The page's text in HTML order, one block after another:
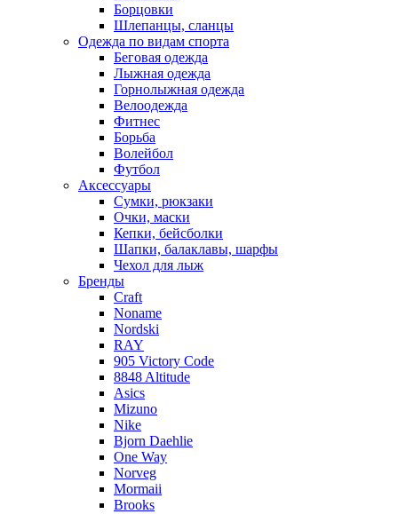
Борцовки
Шлепанцы, сланцы
Одежда по видам спорта
Беговая одежда
Лыжная одежда
Горнолыжная одежда
Велоодежда
Фитнес
Борьба
Волейбол
Футбол
Аксессуары
Сумки, рюкзаки
Очки, маски
Кепки, бейсболки
Шапки, балаклавы, шарфы
Чехол для лыж
Бренды
Craft
Noname
Nordski
RAY
905 Victory Code
8848 Altitude
Asics
Mizuno
Nike
Bjorn Daehlie
One Way
Norveg
Mormaii
Brooks